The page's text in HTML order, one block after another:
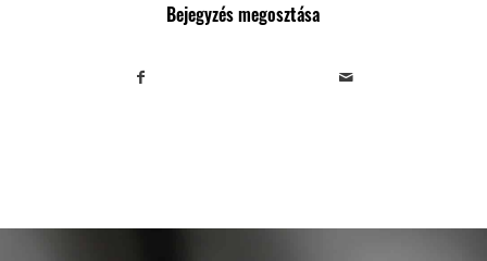
Bejegyzés megosztása